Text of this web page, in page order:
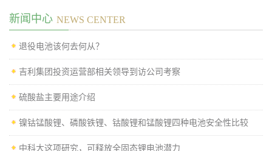
新闻中心 NEWS CENTER
退役电池该何去何从？
吉利集团投资运营部相关领导到访公司考察
硫酸盐主要用途介绍
镍钴锰酸锂、磷酸铁锂、钴酸锂和锰酸锂四种电池安全性比较
中科大这项研究，可释放全固态锂电池潜力